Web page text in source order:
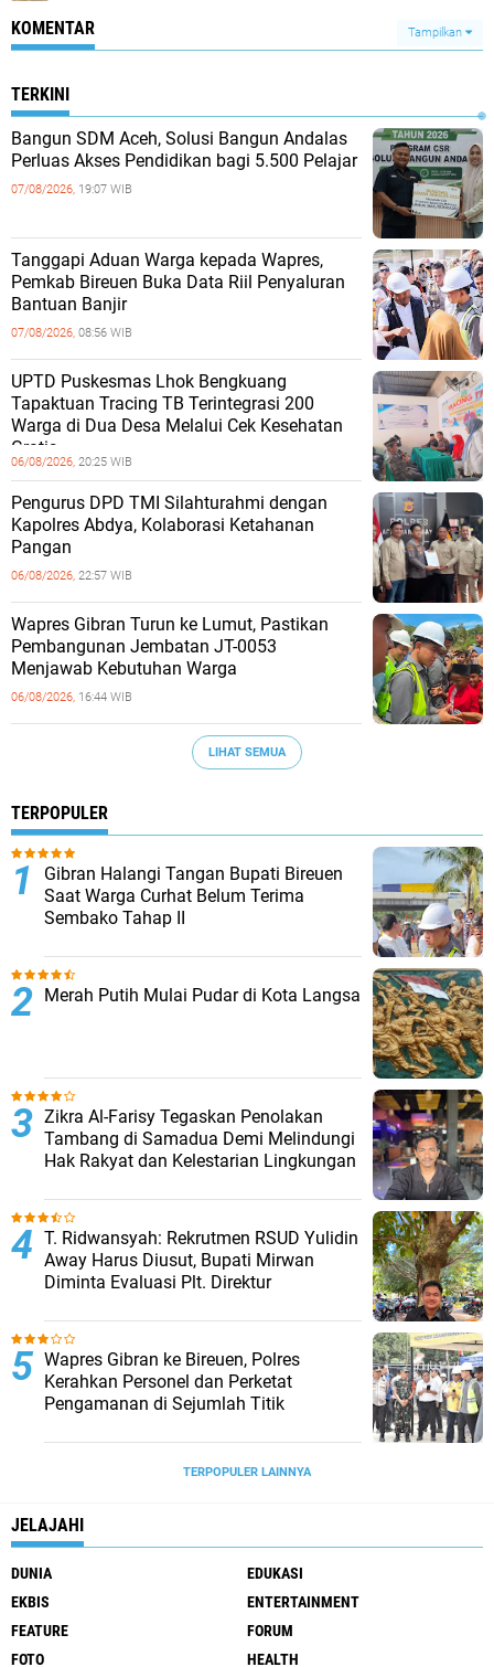
KOMENTAR Tampilkan
TERKINI
‎Bangun SDM Aceh, Solusi Bangun Andalas
Perluas Akses Pendidikan bagi 5.500 Pelajar ‎
07/08/2026, 19:07 WIB
Tanggapi Aduan Warga kepada Wapres,
Pemkab Bireuen Buka Data Riil Penyaluran
Bantuan Banjir
07/08/2026, 08:56 WIB
UPTD Puskesmas Lhok Bengkuang
Tapaktuan ‎Tracing TB Terintegrasi 200
Warga di Dua Desa Melalui Cek Kesehatan
Gratis
06/08/2026, 20:25 WIB
Pengurus DPD TMI Silahturahmi dengan
Kapolres Abdya, Kolaborasi Ketahanan
Pangan
06/08/2026, 22:57 WIB
Wapres Gibran Turun ke Lumut, Pastikan
Pembangunan Jembatan JT-0053
Menjawab Kebutuhan Warga
06/08/2026, 16:44 WIB
LIHAT SEMUA
TERPOPULER
Gibran Halangi Tangan Bupati Bireuen
Saat Warga Curhat Belum Terima
Sembako Tahap II
Merah Putih Mulai Pudar di Kota Langsa
Zikra Al-Farisy Tegaskan Penolakan
Tambang di Samadua Demi Melindungi
Hak Rakyat dan Kelestarian Lingkungan
T. Ridwansyah: Rekrutmen RSUD Yulidin
Away Harus Diusut, Bupati Mirwan
Diminta Evaluasi Plt. Direktur
Wapres Gibran ke Bireuen, Polres
Kerahkan Personel dan Perketat
Pengamanan di Sejumlah Titik
TERPOPULER LAINNYA
JELAJAHI
DUNIA
EDUKASI
EKBIS
ENTERTAINMENT
FEATURE
FORUM
FOTO
HEALTH